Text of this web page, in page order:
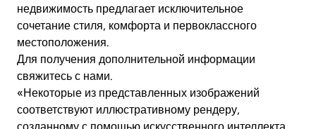
недвижимость предлагает исключительное
сочетание стиля, комфорта и первоклассного
местоположения.
Для получения дополнительной информации
свяжитесь с нами.
«Некоторые из представленных изображений
соответствуют иллюстративному рендеру,